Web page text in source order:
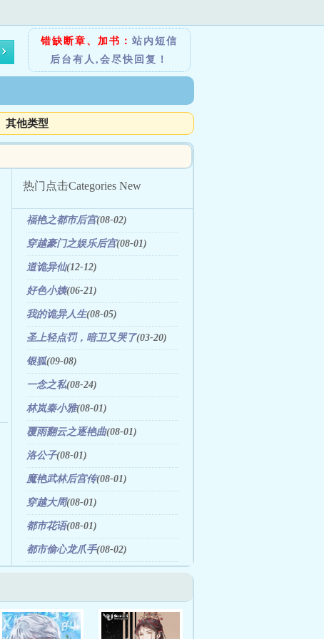
错缺断章、加书： 站内短信
后台有人,会尽快回复！
其他类型
热门点击Categories New
福艳之都市后宫(08-02)
穿越豪门之娱乐后宫(08-01)
道诡异仙(12-12)
好色小姨(06-21)
我的诡异人生(08-05)
圣上轻点罚，暗卫又哭了(03-20)
银狐(09-08)
一念之私(08-24)
林岚秦小雅(08-01)
覆雨翻云之逐艳曲(08-01)
洛公子(08-01)
魔艳武林后宫传(08-01)
穿越大周(08-01)
都市花语(08-01)
都市偷心龙爪手(08-02)